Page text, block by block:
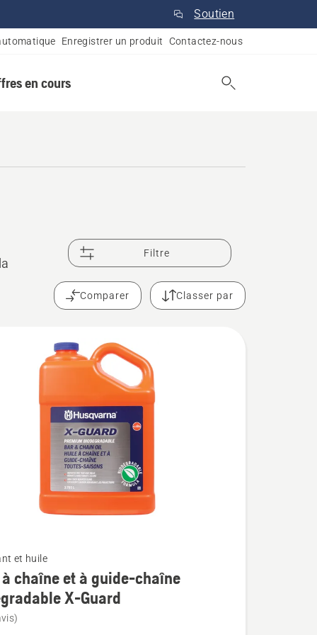
Soutien
Enregistrer un produit Contactez-nous
en cours
Filtre
Comparer Classer par
et huile
chaîne et à guide-chaîne
X-Guard